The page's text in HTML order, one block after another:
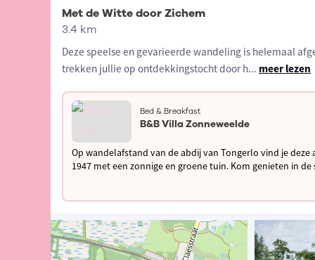
Met de Witte door Zichem
3.4 km
Deze speelse en gevarieerde wandeling is helemaal
trekken jullie op ontdekkingstocht door h... meer lezen
Bed & Breakfast
B&B Villa Zonneweelde
Op wandelafstand van de abdij van Tongerlo vind je
1947 met een zonnige en groene tuin. Kom genieten in de streek van de Merode en